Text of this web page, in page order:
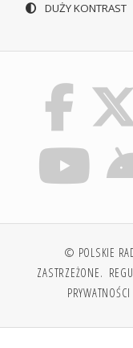
DUŻY KONTRAST
© POLSKIE
ZASTRZEŻONE.
PRYWATNOŚCI